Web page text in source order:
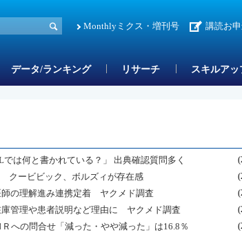
Monthlyミクス・増刊号 講読お
データ/ランキング リサーチ スキルア
何と書かれている？」 出典確認質問多く
ービビック、ボルズィが存在感
の理解進み連携定着 ヤクメド調査
管理や患者説明など理由に ヤクメド調査
の問合せ「減った・やや減った」は16.8％